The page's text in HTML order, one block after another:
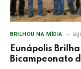
BRILHOU NA MÍDIA
Eunápolis
Bicampeonato